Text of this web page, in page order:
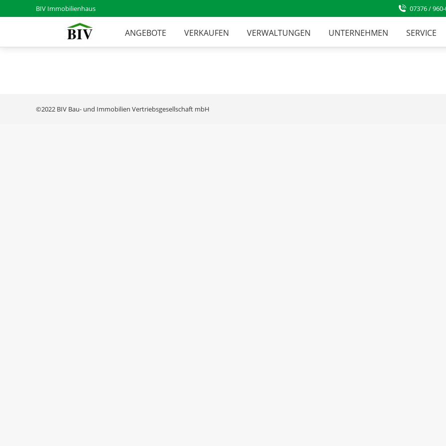
BIV Immobilienhaus 07376 /
ANGEBOTE VERKAUFEN VERWALTUNGEN UNTERNEHMEN SERVICE
©2022 BIV Bau- und Immobilien Vertriebsgesellschaft mbH